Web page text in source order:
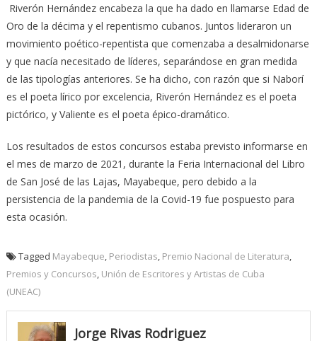
Riverón Hernández encabeza la que ha dado en llamarse Edad de
Oro de la décima y el repentismo cubanos. Juntos lideraron un
movimiento poético-repentista que comenzaba a desalmidonarse
y que nacía necesitado de líderes, separándose en gran medida
de las tipologías anteriores. Se ha dicho, con razón que si Naborí
es el poeta lírico por excelencia, Riverón Hernández es el poeta
pictórico, y Valiente es el poeta épico-dramático.
Los resultados de estos concursos estaba previsto informarse en
el mes de marzo de 2021, durante la Feria Internacional del Libro
de San José de las Lajas, Mayabeque, pero debido a la
persistencia de la pandemia de la Covid-19 fue pospuesto para
esta ocasión.
Tagged Mayabeque Periodistas Premio Nacional de Literatura
Premios y Concursos Unión de Escritores y Artistas de Cuba
(UNEAC)
Jorge Rivas Rodriguez